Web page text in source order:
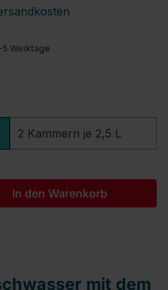
Werktage
2 Kammern je 2,5 L
den gewünschten
In den Warenkorb
mit dem